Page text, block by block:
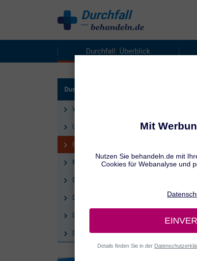
Durchfallbehandeln
Durchfall: Überblick
Durchfall: Überblick
Was ist Durchfall?
Ursachen
Behandlung
Mittel gegen Durchfall
Die besten Tipps bei Durchfall
Durchfall bei Kindern
Durchfall bei Kindern: Tipps
Durchfall & Reizdarm